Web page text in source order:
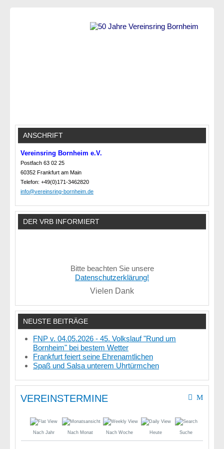
ANSCHRIFT
Vereinsring Bornheim e.V.
Postfach 63 02 25
60352 Frankfurt am Main
Telefon: +49(0)171-3462820
info@vereinsring-bornheim.de
DER VRB INFORMIERT
Bitte beachten Sie unsere
Datenschutzerklärung!
Vielen Dank
NEUSTE BEITRÄGE
FNP v. 04.05.2026 - 45. Volkslauf "Rund um
Bornheim" bei bestem Wetter
Frankfurt feiert seine Ehrenamtlichen
Spaß und Salsa unterem Uhrtürmchen
VEREINSTERMINE
Nach Jahr Nach Monat Nach Woche Heute Suche